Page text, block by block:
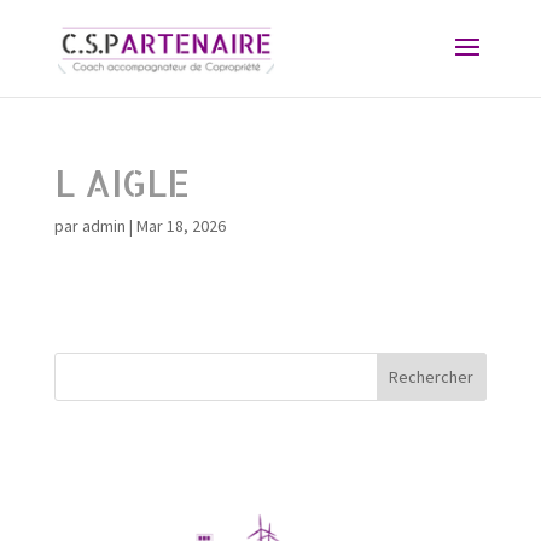
L AIGLE
par admin | Mar 18, 2026